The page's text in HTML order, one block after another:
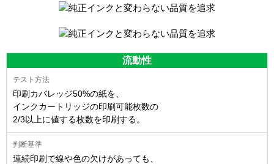
流動性
印刷カバレッジ50%の紙を、
インクカートリッジの印刷可能枚数の
2/3以上に値する枚数を印刷する。
連続印刷で線や色の欠けがあっても、